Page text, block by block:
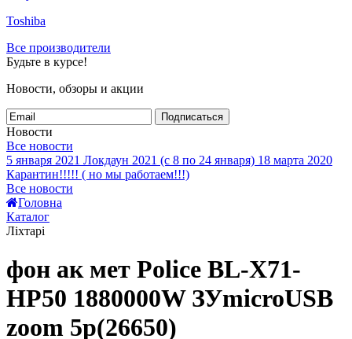
Toshiba
Все производители
Будьте в курсе!
Новости, обзоры и акции
Подписаться
Новости
Все новости
5 января 2021 Локдаун 2021 (с 8 по 24 января) 18 марта 2020
Карантин!!!!! ( но мы работаем!!!)
Все новости
Головна
Каталог
Ліхтарі
фон ак мет Police BL-X71-
HP50 1880000W ЗУmicroUSB
zoom 5р(26650)